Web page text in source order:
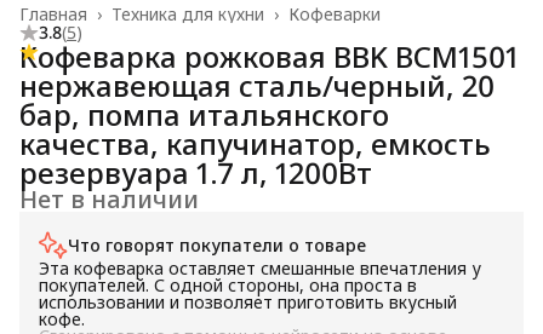
Кофеварки
Техника для кухни ›
Главная ›
3.8(5)
Кофеварка рожковая BBK BCM1501
нержавеющая сталь/черный, 20
бар, помпа итальянского
качества, капучинатор, емкость
резервуара 1.7 л, 1200Вт
Нет в наличии
Что говорят покупатели о товаре
Эта кофеварка оставляет смешанные впечатления у
покупателей. С одной стороны, она проста в
использовании и позволяет приготовить вкусный
кофе.